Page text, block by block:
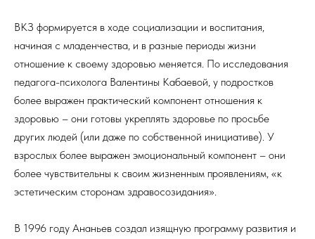
ВКЗ формируется в ходе социализации и воспитания,
начиная с младенчества, и в разные периоды жизни
отношение к своему здоровью меняется. По исследования
педагога-психолога Валентины Кабаевой, у подростков
более выражен практический компонент отношения к
здоровью – они готовы укреплять здоровье по просьбе
других людей (или даже по собственной инициативе). У
взрослых более выражен эмоциональный компонент – они
более чувствительны к своим жизненным проявлениям, «к
эстетическим сторонам здравосозидания».
В 1996 году Ананьев создал изящную программу развития и